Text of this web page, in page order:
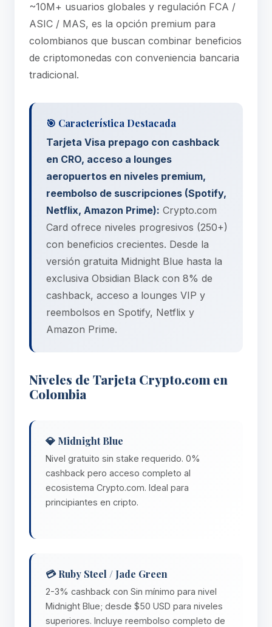
~10M+ usuarios globales y regulación FCA /
ASIC / MAS, es la opción premium para
colombianos que buscan combinar beneficios
de criptomonedas con conveniencia bancaria
tradicional.
🎯 Característica Destacada
Tarjeta Visa prepago con cashback
en CRO, acceso a lounges
aeropuertos en niveles premium,
reembolso de suscripciones (Spotify,
Netflix, Amazon Prime): Crypto.com
Card ofrece niveles progresivos (250+)
con beneficios crecientes. Desde la
versión gratuita Midnight Blue hasta la
exclusiva Obsidian Black con 8% de
cashback, acceso a lounges VIP y
reembolsos en Spotify, Netflix y
Amazon Prime.
Niveles de Tarjeta Crypto.com en
Colombia
💎 Midnight Blue
Nivel gratuito sin stake requerido. 0%
cashback pero acceso completo al
ecosistema Crypto.com. Ideal para
principiantes en cripto.
💳 Ruby Steel / Jade Green
2-3% cashback con Sin mínimo para nivel
Midnight Blue; desde $50 USD para niveles
superiores. Incluye reembolso completo de